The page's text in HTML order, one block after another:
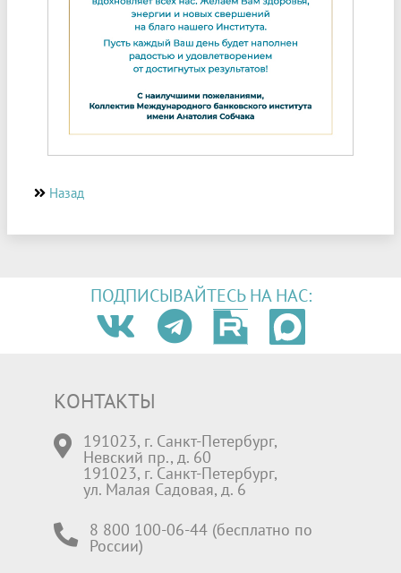
Назад
ПОДПИСЫВАЙТЕСЬ НА НАС:
КОНТАКТЫ
191023, г. Санкт-Петербург,
Невский пр., д. 60
191023, г. Санкт-Петербург,
ул. Малая Садовая, д. 6
8 800 100-06-44 (бесплатно по
России)